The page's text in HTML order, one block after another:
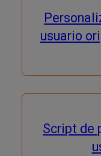
usuario
Script de